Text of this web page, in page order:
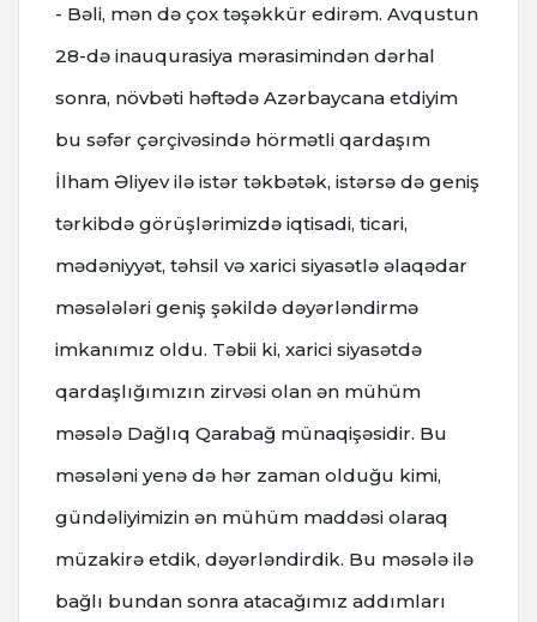
- Bəli, mən də çox təşəkkür edirəm. Avqustun
28-də inauqurasiya mərasimindən dərhal
sonra, növbəti həftədə Azərbaycana etdiyim
bu səfər çərçivəsində hörmətli qardaşım
İlham Əliyev ilə istər təkbətək, istərsə də geniş
tərkibdə görüşlərimizdə iqtisadi, ticari,
mədəniyyət, təhsil və xarici siyasətlə əlaqədar
məsələləri geniş şəkildə dəyərləndirmə
imkanımız oldu. Təbii ki, xarici siyasətdə
qardaşlığımızın zirvəsi olan ən mühüm
məsələ Dağlıq Qarabağ münaqişəsidir. Bu
məsələni yenə də hər zaman olduğu kimi,
gündəliyimizin ən mühüm maddəsi olaraq
müzakirə etdik, dəyərləndirdik. Bu məsələ ilə
bağlı bundan sonra atacağımız addımları